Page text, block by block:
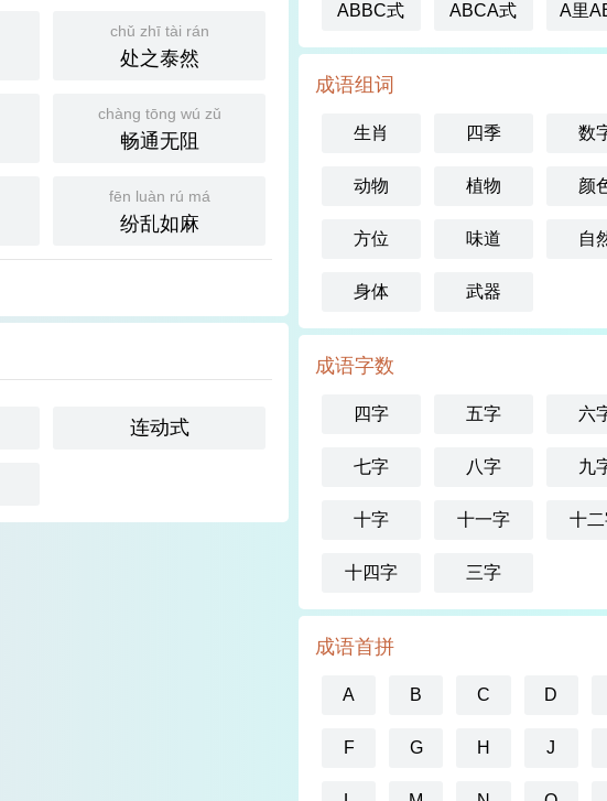
chǔ zhī tài rán
处之泰然
chàng tōng wú zǔ
畅通无阻
fēn luàn rú má
纷乱如麻
连动式
ABBC式 ABCA式 A里
成语组词
生肖 四季 数
动物 植物 颜
方位 味道 自
身体 武器
成语字数
四字 五字 六
七字 八字 九
十字 十一字 十
十四字 三字
成语首拼
A B C D
F G H J